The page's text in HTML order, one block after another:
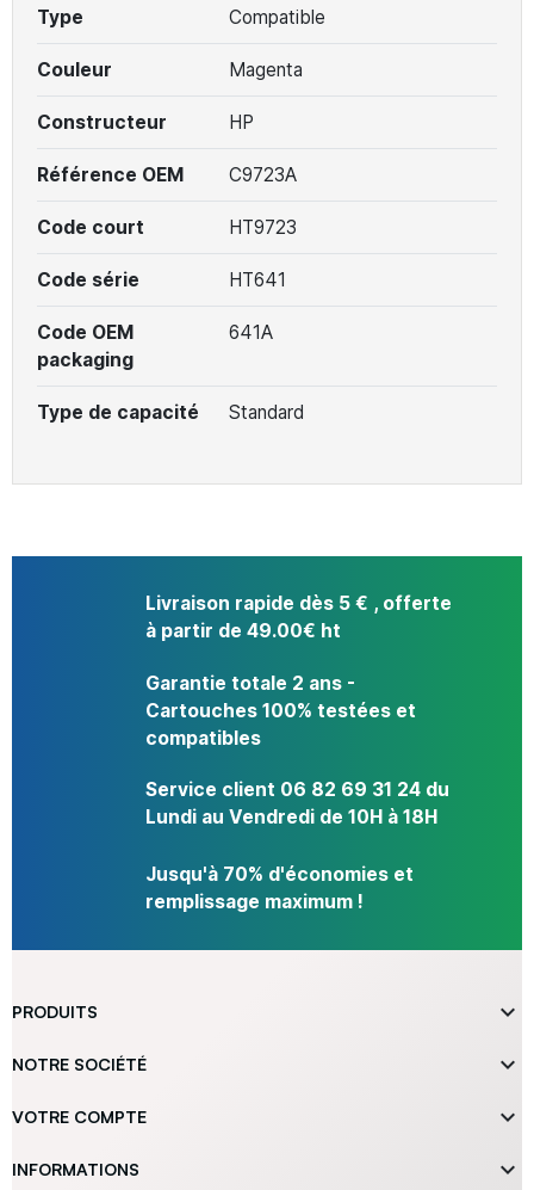
Type Compatible
Couleur Magenta
Constructeur HP
Référence OEM C9723A
Code court HT9723
Code série HT641
Code OEM
packaging
641A
Type de capacité Standard
Livraison rapide dès 5 € , offerte
à partir de 49.00€ ht
Garantie totale 2 ans -
Cartouches 100% testées et
compatibles
Service client 06 82 69 31 24 du
Lundi au Vendredi de 10H à 18H
Jusqu'à 70% d'économies et
remplissage maximum !
PRODUITS 
NOTRE SOCIÉTÉ 
VOTRE COMPTE 
INFORMATIONS 